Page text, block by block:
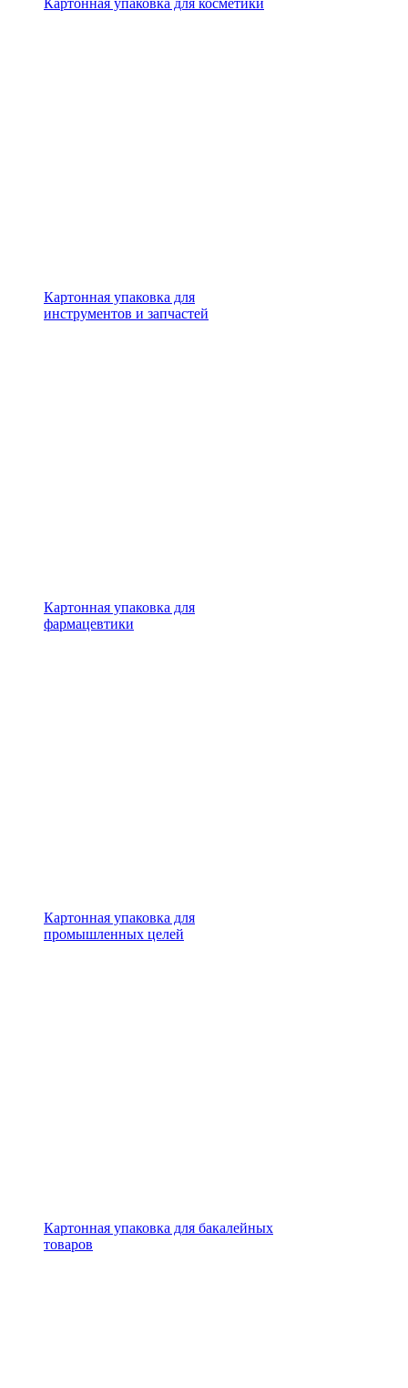
Картонная упаковка для
инструментов и запчастей
Картонная упаковка для
фармацевтики
Картонная упаковка для
промышленных целей
Картонная упаковка для бакалейных
товаров